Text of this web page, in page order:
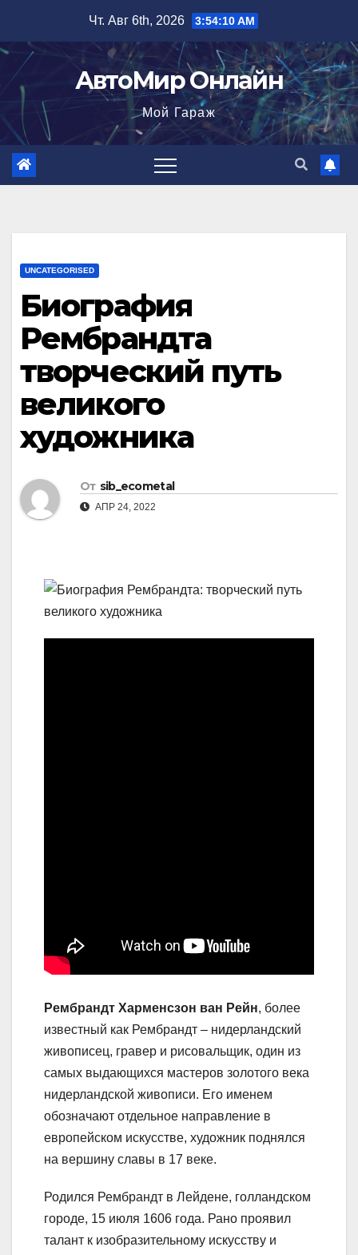
содержимому
Чт. Авг 6th, 2026 3:54:11 AM
АвтоМир Онлайн
Мой Гараж
UNCATEGORISED
Биография
Рембрандта
творческий путь
великого
художника
От sib_ecometal
АПР 24, 2022
Рембрандт Харменсзон ван Рейн, более
известный как Рембрандт – нидерландский
живописец, гравер и рисовальщик, один из
самых выдающихся мастеров золотого века
нидерландской живописи. Его именем
обозначают отдельное направление в
европейском искусстве, художник поднялся
на вершину славы в 17 веке.
Родился Рембрандт в Лейдене, голландском
городе, 15 июля 1606 года. Рано проявил
талант к изобразительному искусству и